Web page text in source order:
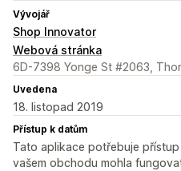
Vývojář
Shop Innovator
Webová stránka
6D-7398 Yonge St #2063,
Uvedena
18. listopad 2019
Přístup k datům
Tato aplikace potřebuje
vašem obchodu mohla